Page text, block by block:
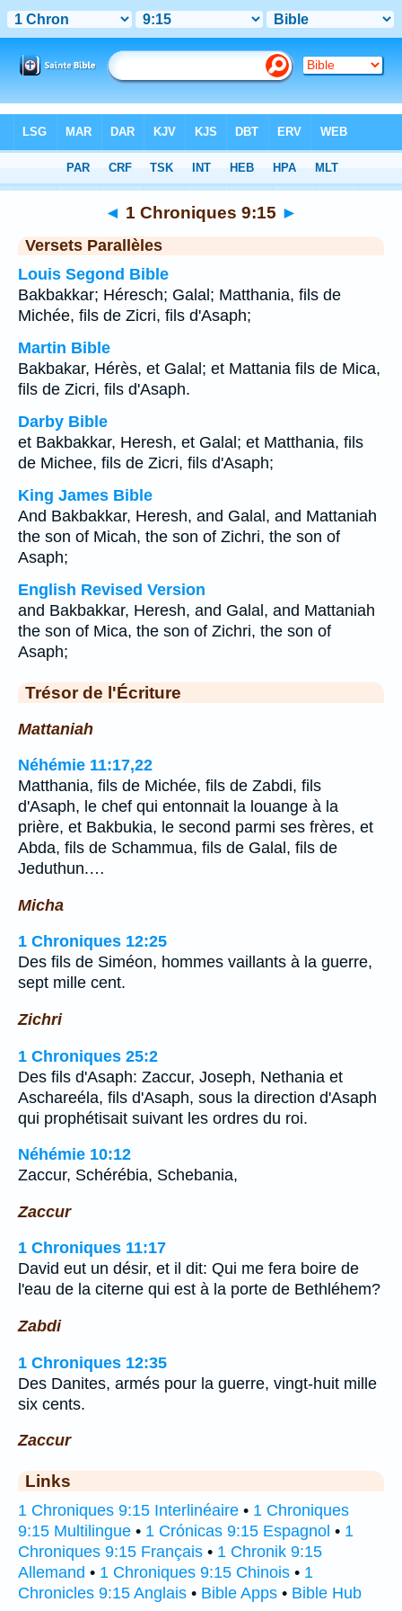
>Chapitre 9 > Verset 15
◄ 1 Chroniques 9:15 ►
Versets Parallèles
Louis Segond Bible
Bakbakkar; Héresch; Galal; Matthania, fils de
Michée, fils de Zicri, fils d'Asaph;
Martin Bible
Bakbakar, Hérès, et Galal; et Mattania fils de Mica,
fils de Zicri, fils d'Asaph.
Darby Bible
et Bakbakkar, Heresh, et Galal; et Matthania, fils
de Michee, fils de Zicri, fils d'Asaph;
King James Bible
And Bakbakkar, Heresh, and Galal, and Mattaniah
the son of Micah, the son of Zichri, the son of
Asaph;
English Revised Version
and Bakbakkar, Heresh, and Galal, and Mattaniah
the son of Mica, the son of Zichri, the son of
Asaph;
Trésor de l'Écriture
Mattaniah
Néhémie 11:17,22
Matthania, fils de Michée, fils de Zabdi, fils
d'Asaph, le chef qui entonnait la louange à la
prière, et Bakbukia, le second parmi ses frères, et
Abda, fils de Schammua, fils de Galal, fils de
Jeduthun.…
Micha
1 Chroniques 12:25
Des fils de Siméon, hommes vaillants à la guerre,
sept mille cent.
Zichri
1 Chroniques 25:2
Des fils d'Asaph: Zaccur, Joseph, Nethania et
Aschareéla, fils d'Asaph, sous la direction d'Asaph
qui prophétisait suivant les ordres du roi.
Néhémie 10:12
Zaccur, Schérébia, Schebania,
Zaccur
1 Chroniques 11:17
David eut un désir, et il dit: Qui me fera boire de
l'eau de la citerne qui est à la porte de Bethléhem?
Zabdi
1 Chroniques 12:35
Des Danites, armés pour la guerre, vingt-huit mille
six cents.
Zaccur
Links
1 Chroniques 9:15 Interlinéaire • 1 Chroniques
9:15 Multilingue • 1 Crónicas 9:15 Espagnol • 1
Chroniques 9:15 Français • 1 Chronik 9:15
Allemand • 1 Chroniques 9:15 Chinois • 1
Chronicles 9:15 Anglais • Bible Apps • Bible Hub